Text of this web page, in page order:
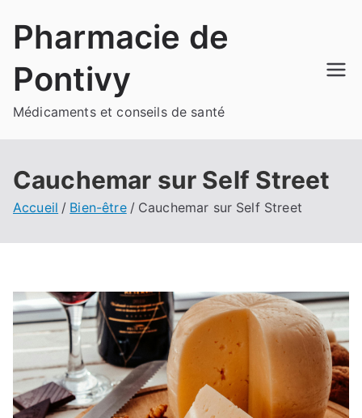
Pharmacie de
Pontivy
Médicaments et conseils de santé
Cauchemar sur Self Street
Accueil Bien-être Cauchemar sur Self Street